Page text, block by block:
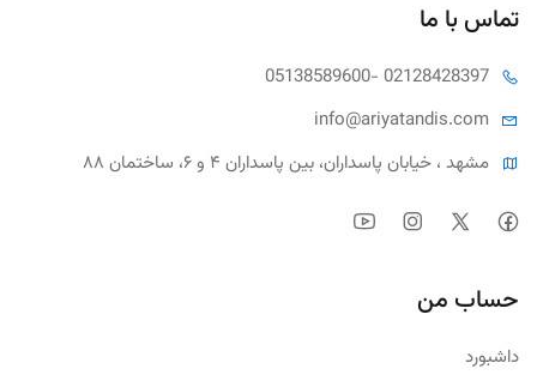
تماس با ما
05138589600- 02128428397
info@ariyatandis.com
مشهد ، خیابان پاسداران، بین پاسداران ۴ و ۶، ساختمان ۸۸
حساب من
داشبورد